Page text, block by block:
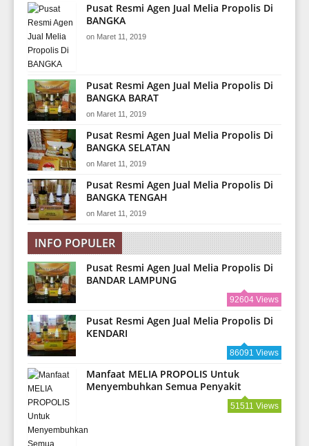
Pusat Resmi Agen Jual Melia Propolis Di
BANGKA
on Maret 11, 2019
Pusat Resmi Agen Jual Melia Propolis Di
BANGKA BARAT
on Maret 11, 2019
Pusat Resmi Agen Jual Melia Propolis Di
BANGKA SELATAN
on Maret 11, 2019
Pusat Resmi Agen Jual Melia Propolis Di
BANGKA TENGAH
on Maret 11, 2019
INFO POPULER
Pusat Resmi Agen Jual Melia Propolis Di
BANDAR LAMPUNG
92604 Views
Pusat Resmi Agen Jual Melia Propolis Di
KENDARI
86091 Views
Manfaat MELIA PROPOLIS Untuk
Menyembuhkan Semua Penyakit
51511 Views